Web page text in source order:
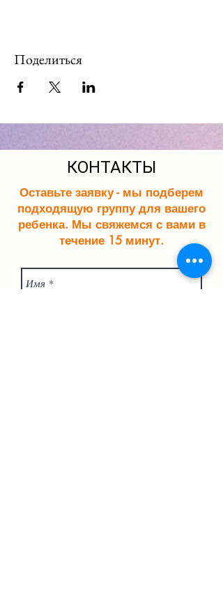
Поделиться
КОНТАКТЫ
Оставьте заявку - мы подберем
подходящую группу для вашего
ребенка. Мы свяжемся с вами в
течение 15 минут.